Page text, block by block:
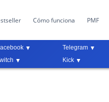
Cómo funciona PMF
Telegram
Kick